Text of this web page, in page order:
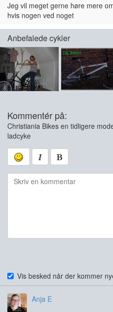
Jeg vil meget gerne høre mere
hvis nogen ved noget
Anbefalede cykler
Kommentér på:
Christiania Bikes en tidligere
ladcyke
Vis besked når der kommer
Anja E